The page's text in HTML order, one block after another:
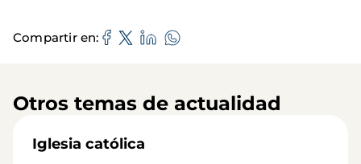
Compartir en
Otros temas de actualidad
Iglesia católica